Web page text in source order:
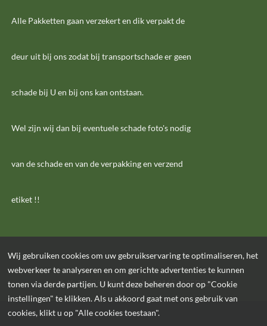
Alle Pakketten gaan verzekert en dik verpakt de
deur uit bij ons zodat bij transportschade er geen
schade bij U en bij ons kan ontstaan.
Wel zijn wij dan bij eventuele schade foto's nodig
van de schade en van de verpakking en verzend
etiket !!
KvK: 53325370 - Btw: NL001654125B23
Wij gebruiken cookies om uw gebruikservaring te optimaliseren, het
webverkeer te analyseren en om gerichte advertenties te kunnen
tonen via derde partijen. U kunt deze beheren door op "Cookie
instellingen" te klikken. Als u akkoord gaat met ons gebruik van
cookies, klikt u op "Alle cookies toestaan".